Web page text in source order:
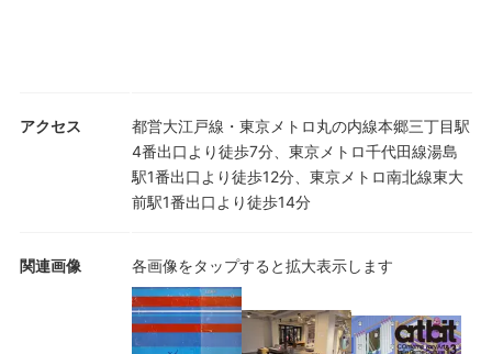
アクセス
都営大江戸線・東京メトロ丸の内線本郷三丁目駅
4番出口より徒歩7分、東京メトロ千代田線湯島
駅1番出口より徒歩12分、東京メトロ南北線東大
前駅1番出口より徒歩14分
関連画像 各画像をタップすると拡大表示します